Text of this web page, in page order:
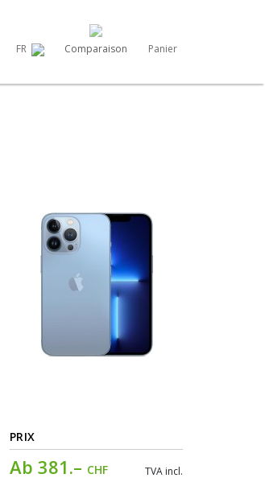
FR Comparaison Panier
PRIX
Ab 381.– CHF TVA incl.